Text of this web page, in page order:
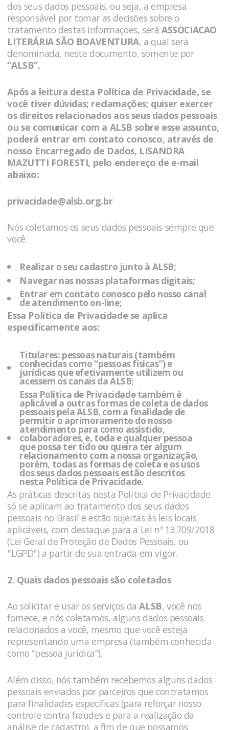
dos seus dados pessoais, ou seja, a empresa
responsável por tomar as decisões sobre o
tratamento destas informações, será ASSOCIACAO
LITERÁRIA SÃO BOAVENTURA, a qual será
denominada, neste documento, somente por
“ALSB”.
Após a leitura desta Política de Privacidade, se
você tiver dúvidas; reclamações; quiser exercer
os direitos relacionados aos seus dados pessoais
ou se comunicar com a ALSB sobre esse assunto,
poderá entrar em contato conosco, através de
nosso Encarregado de Dados, LISANDRA
MAZUTTI FORESTI, pelo endereço de e-mail
abaixo:
privacidade@alsb.org.br
Nós coletamos os seus dados pessoais sempre que
você:
Realizar o seu cadastro junto à ALSB;
Navegar nas nossas plataformas digitais;
Entrar em contato conosco pelo nosso canal
de atendimento on-line;
Essa Política de Privacidade se aplica
especificamente aos:
Titulares: pessoas naturais (também
conhecidas como “pessoas físicas”) e
jurídicas que efetivamente utilizem ou
acessem os canais daALSB;
Essa Política de Privacidade também é
aplicável a outras formas de coleta de dados
pessoais pelaALSB, com a finalidade de
permitir o aprimoramento do nosso
atendimento para como assistido,
colaboradores, e, toda e qualquer pessoa
que possa ter tido ou queira ter algum
relacionamento com a nossa organização,
porém, todas as formas de coleta e os usos
dos seus dados pessoais estão descritos
nesta Política de Privacidade.
As práticas descritas nesta Política de Privacidade
só se aplicam ao tratamento dos seus dados
pessoais no Brasil e estão sujeitas às leis locais
aplicáveis, com destaque para a Lei nº 13.709/2018
(Lei Geral de Proteção de Dados Pessoais, ou
"LGPD") a partir de sua entrada em vigor.
2. Quais dados pessoais são coletados
Ao solicitar e usar os serviços da ALSB, você nos
fornece, e nós coletamos, alguns dados pessoais
relacionados a você, mesmo que você esteja
representando uma empresa (também conhecida
como “pessoa jurídica”).
Além disso, nós também recebemos alguns dados
pessoais enviados por parceiros que contratamos
para finalidades específicas (para reforçar nosso
controle contra fraudes e para a realização da
análise de cadastro), a fim de que possamos